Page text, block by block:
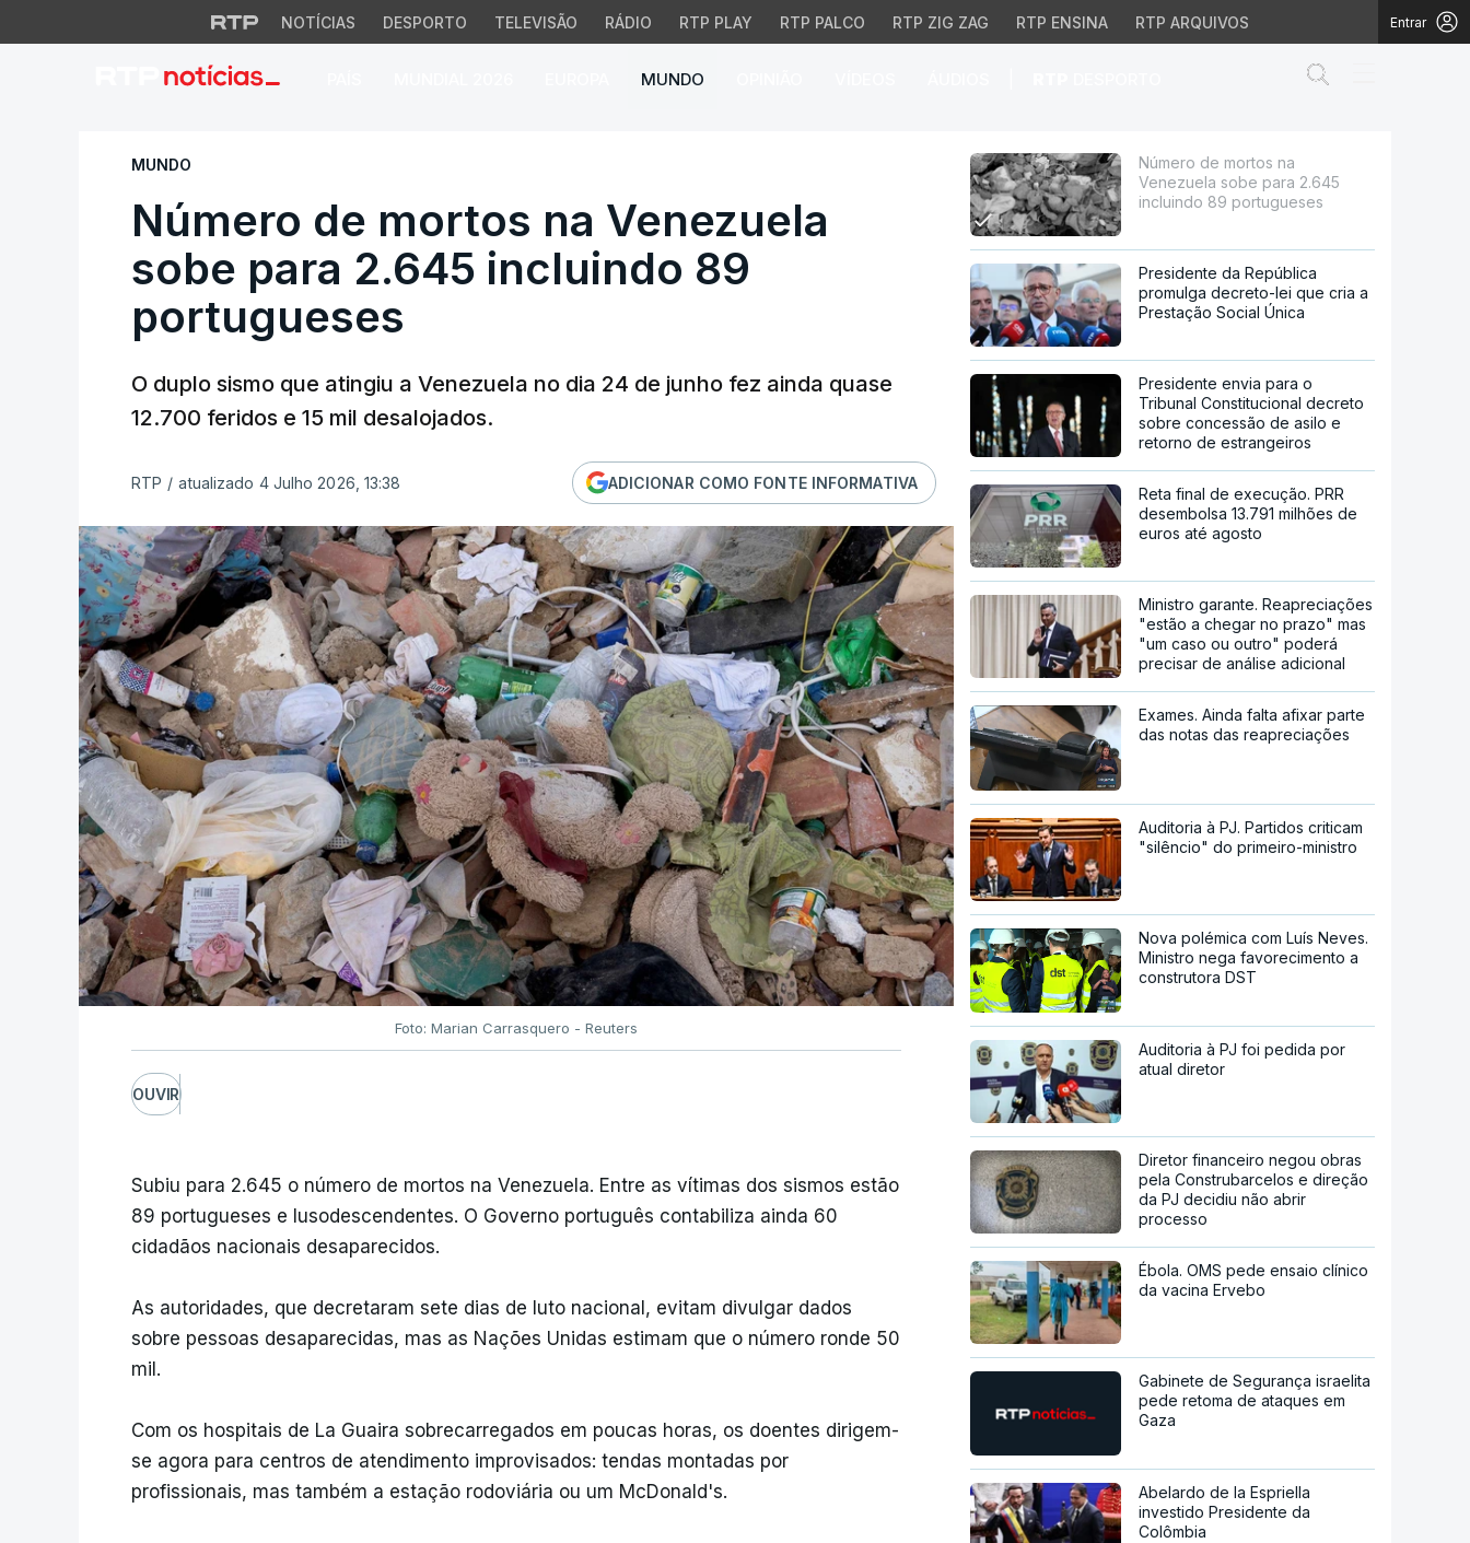
NOTÍCIAS DESPORTO TELEVISÃO RÁDIO RTP PLAY RTP PALCO RTP ZIG ZAG RTP ENSINA RTP ARQUIVOS Entrar
MUNDO
Número de mortos na Venezuela sobe para 2.645 incluindo 89
MUNDO
Número de mortos na Venezuela
sobe para 2.645 incluindo 89
portugueses
O duplo sismo que atingiu a Venezuela no dia 24 de junho fez ainda quase
12.700 feridos e 15 mil desalojados.
RTP / atualizado 4 Julho 2026, 13:38 ADICIONAR COMO FONTE INFORMATIVA
Foto: Marian Carrasquero - Reuters
OUVIR
Subiu para 2.645 o número de mortos na Venezuela. Entre as vítimas dos sismos estão
89 portugueses e lusodescendentes. O Governo português contabiliza ainda 60
cidadãos nacionais desaparecidos.
As autoridades, que decretaram sete dias de luto nacional, evitam divulgar dados
sobre pessoas desaparecidas, mas as Nações Unidas estimam que o número ronde 50
mil.
Com os hospitais de La Guaira sobrecarregados em poucas horas, os doentes dirigem-
se agora para centros de atendimento improvisados: tendas montadas por
profissionais, mas também a estação rodoviária ou um McDonald's.
Número de mortos na
Venezuela sobe para 2.645
incluindo 89 portugueses
Presidente da República
promulga decreto-lei que cria a
Prestação Social Única
Presidente envia para o
Tribunal Constitucional decreto
sobre concessão de asilo e
retorno de estrangeiros
Reta final de execução. PRR
desembolsa 13.791 milhões de
euros até agosto
Ministro garante. Reapreciações
"estão a chegar no prazo" mas
"um caso ou outro" poderá
precisar de análise adicional
Exames. Ainda falta afixar parte
das notas das reapreciações
Auditoria à PJ. Partidos criticam
"silêncio" do primeiro-ministro
Nova polémica com Luís Neves.
Ministro nega favorecimento a
construtora DST
Auditoria à PJ foi pedida por
atual diretor
Diretor financeiro negou obras
pela Construbarcelos e direção
da PJ decidiu não abrir
processo
Ébola. OMS pede ensaio clínico
da vacina Ervebo
Gabinete de Segurança israelita
pede retoma de ataques em
Gaza
Abelardo de la Espriella
investido Presidente da
Colômbia